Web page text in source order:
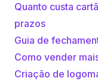
Quanto custa
prazos
Guia de
Como vender
Criação de